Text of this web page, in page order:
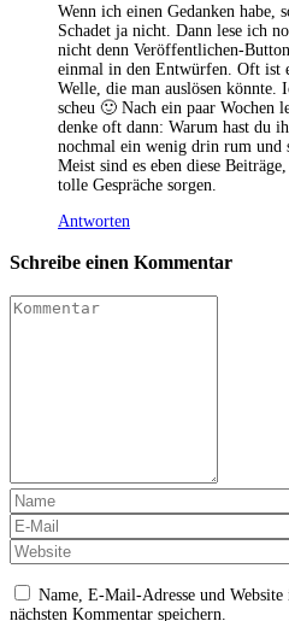
Wenn ich einen Gedanken habe,
Schadet ja nicht. Dann lese ich
nicht denn Veröffentlichen-
einmal in den Entwürfen. Oft ist
Welle, die man auslösen
scheu 🙂 Nach ein paar Wochen
denke oft dann: Warum hast du
nochmal ein wenig drin rum und
Meist sind es eben diese
tolle Gespräche sorgen.
Antworten
Schreibe einen Kommentar
Name, E-Mail-Adresse und
nächsten Kommentar speichern.